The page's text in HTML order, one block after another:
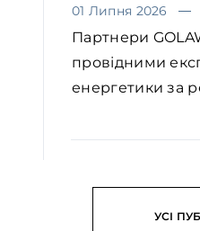
01 Липня 2026
Партнери
провідними
енергетики за
УСІ